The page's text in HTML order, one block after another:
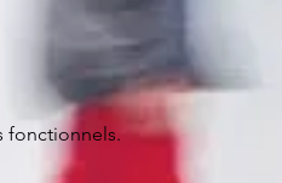
fonctionnels.